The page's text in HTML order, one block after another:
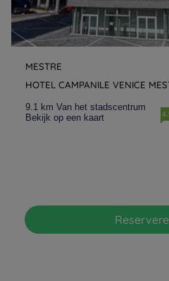
MESTRE
HOTEL CAMPANILE VENICE
9.1 km Van het stadscentrum
Bekijk op een kaart
Hotels in Parijs